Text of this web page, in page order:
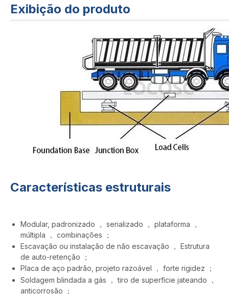
Exibição do produto
Características estruturais
Modular, padronizado ， serializado ， plataforma ，
múltipla ， combinações ；
Escavação ou instalação de não escavação ， Estrutura
de auto-retenção ；
Placa de aço padrão, projeto razoável ， forte rigidez ；
Soldagem blindada a gás ， tiro de superfície jateando ，
anticorrosão ；